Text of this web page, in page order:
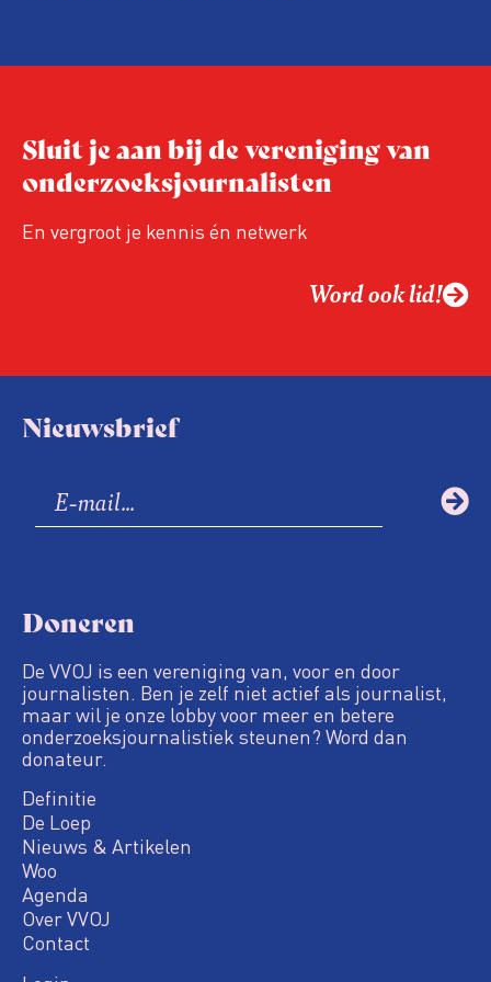
Sluit je aan bij de vereniging van
onderzoeksjournalisten
En vergroot je kennis én netwerk
Word ook lid!
Nieuwsbrief
Doneren
De VVOJ is een vereniging van, voor en door
journalisten. Ben je zelf niet actief als journalist,
maar wil je onze lobby voor meer en betere
onderzoeksjournalistiek steunen? Word dan
donateur.
Definitie
De Loep
Nieuws & Artikelen
Woo
Agenda
Over VVOJ
Contact